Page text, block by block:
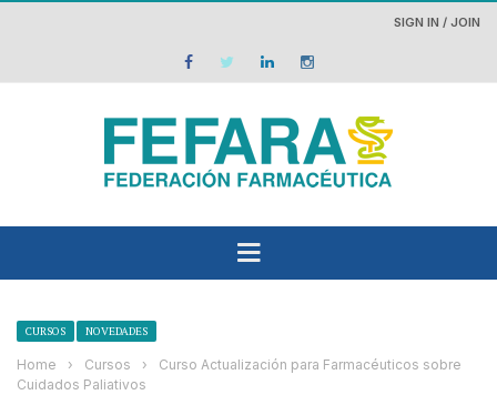
SIGN IN / JOIN
CURSOS NOVEDADES
Home › Cursos ›
Curso Actualización para Farmacéuticos sobre
Cuidados Paliativos